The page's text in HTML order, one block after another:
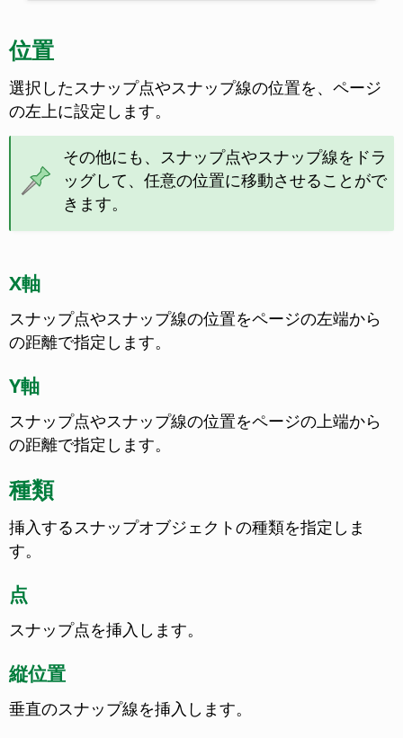
位置
選択したスナップ点やスナップ線の位置を、ページ
の左上に設定します。
その他にも、スナップ点やスナップ線をドラ
ッグして、任意の位置に移動させることがで
きます。
X軸
スナップ点やスナップ線の位置をページの左端から
の距離で指定します。
Y軸
スナップ点やスナップ線の位置をページの上端から
の距離で指定します。
種類
挿入するスナップオブジェクトの種類を指定しま
す。
点
スナップ点を挿入します。
縦位置
垂直のスナップ線を挿入します。